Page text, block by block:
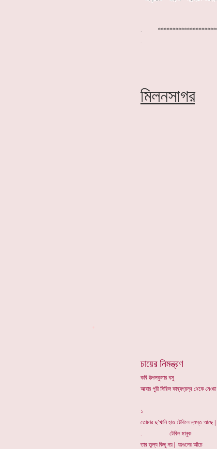
.
মিলনসাগর
চায়ের নিমন্ত্রণ
কবি উত্পলকুমার বসু
আবার পুরী সিরিজ কাব্যগ্রন্থ থেকে নেওয়া
১
তোমার দু’খানি হাত টেবিলে ন্যস্ত আছে |
. টেবিল মানুক
তার তুল্য কিছু নয় | ফাল্গুনের আঁচে